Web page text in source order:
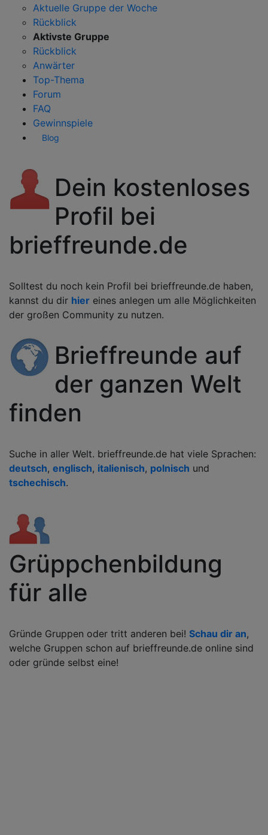
Aktuelle Gruppe der Woche
Rückblick
Aktivste Gruppe
Rückblick
Anwärter
Top-Thema
Forum
FAQ
Gewinnspiele
Blog
Dein kostenloses
Profil bei
brieffreunde.de
Solltest du noch kein Profil bei brieffreunde.de haben,
kannst du dir hier eines anlegen um alle Möglichkeiten
der großen Community zu nutzen.
Brieffreunde auf
der ganzen Welt
finden
Suche in aller Welt. brieffreunde.de hat viele Sprachen:
deutsch, englisch, italienisch, polnisch und
tschechisch.
Grüppchenbildung
für alle
Gründe Gruppen oder tritt anderen bei! Schau dir an,
welche Gruppen schon auf brieffreunde.de online sind
oder gründe selbst eine!